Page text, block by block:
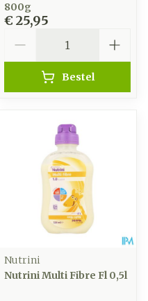
800g
€ 25,95
Bestel
Nutrini
Nutrini Multi Fibre Fl 0,5l